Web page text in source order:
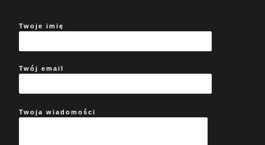
Twoje imię
Twój email
Twoja wiadomości